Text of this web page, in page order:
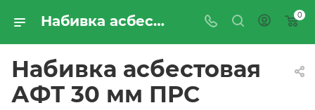
Набивка асбестовая АФТ 30 мм ПРС - купить по цене производителя с доставкой по Москве и России | ПРОМРЕСУРССЕРВИС 0
Набивка асбестовая
АФТ 30 мм ПРС